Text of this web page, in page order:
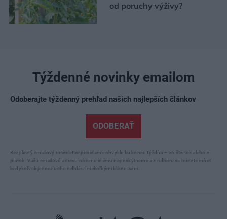
od poruchy výživy?
Týždenné novinky emailom
Odoberajte týždenný prehľad našich najlepších článkov
ODOBERAŤ
Bezplatný emailový newsletter posielame obvykle ku koncu týždňa – vo štvrtok alebo v
piatok. Vašu emailovú adresu nikomu inému neposkytneme a z odberu sa budete môcť
kedykoľvek jednoducho odhlásiť niekoľkými kliknutiami.